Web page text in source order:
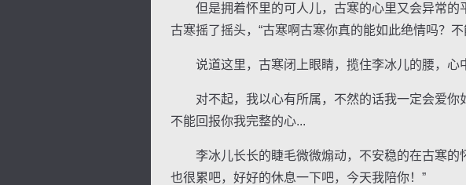
但是拥着怀里的可人儿，古寒的心里又会异常的
古寒摇了摇头，“古寒啊古寒你真的能如此绝情吗？
说道这里，古寒闭上眼睛，揽住李冰儿的腰，心
对不起，我以心有所属，不然的话我一定会爱你
不能回报你我完整的心...
李冰儿长长的睫毛微微煽动，不安稳的在古寒的
也很累吧，好好的休息一下吧，今天我陪你！”